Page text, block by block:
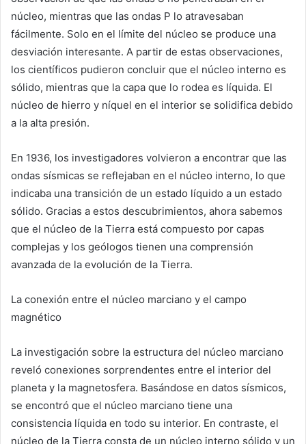
núcleo, mientras que las ondas P lo atravesaban
fácilmente. Solo en el límite del núcleo se produce una
desviación interesante. A partir de estas observaciones,
los científicos pudieron concluir que el núcleo interno es
sólido, mientras que la capa que lo rodea es líquida. El
núcleo de hierro y níquel en el interior se solidifica debido
a la alta presión.
En 1936, los investigadores volvieron a encontrar que las
ondas sísmicas se reflejaban en el núcleo interno, lo que
indicaba una transición de un estado líquido a un estado
sólido. Gracias a estos descubrimientos, ahora sabemos
que el núcleo de la Tierra está compuesto por capas
complejas y los geólogos tienen una comprensión
avanzada de la evolución de la Tierra.
La conexión entre el núcleo marciano y el campo
magnético
La investigación sobre la estructura del núcleo marciano
reveló conexiones sorprendentes entre el interior del
planeta y la magnetosfera. Basándose en datos sísmicos,
se encontró que el núcleo marciano tiene una
consistencia líquida en todo su interior. En contraste, el
núcleo de la Tierra consta de un núcleo interno sólido y un